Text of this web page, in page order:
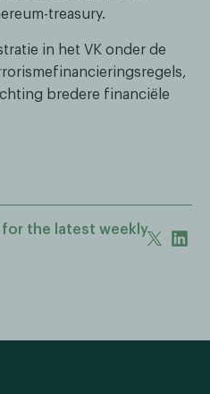
treasury.
in het VK onder de
bredere financiële
for the latest weekly